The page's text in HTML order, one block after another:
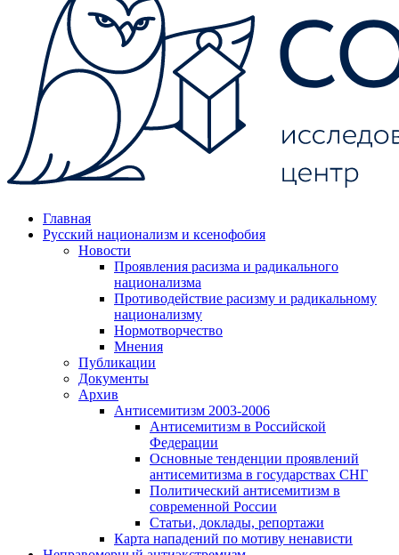
Главная
Русский национализм и ксенофобия
Новости
Проявления расизма и радикального
национализма
Противодействие расизму и радикальному
национализму
Нормотворчество
Мнения
Публикации
Документы
Архив
Антисемитизм 2003-2006
Антисемитизм в Российской
Федерации
Основные тенденции проявлений
антисемитизма в государствах СНГ
Политический антисемитизм в
современной России
Статьи, доклады, репортажи
Карта нападений по мотиву ненависти